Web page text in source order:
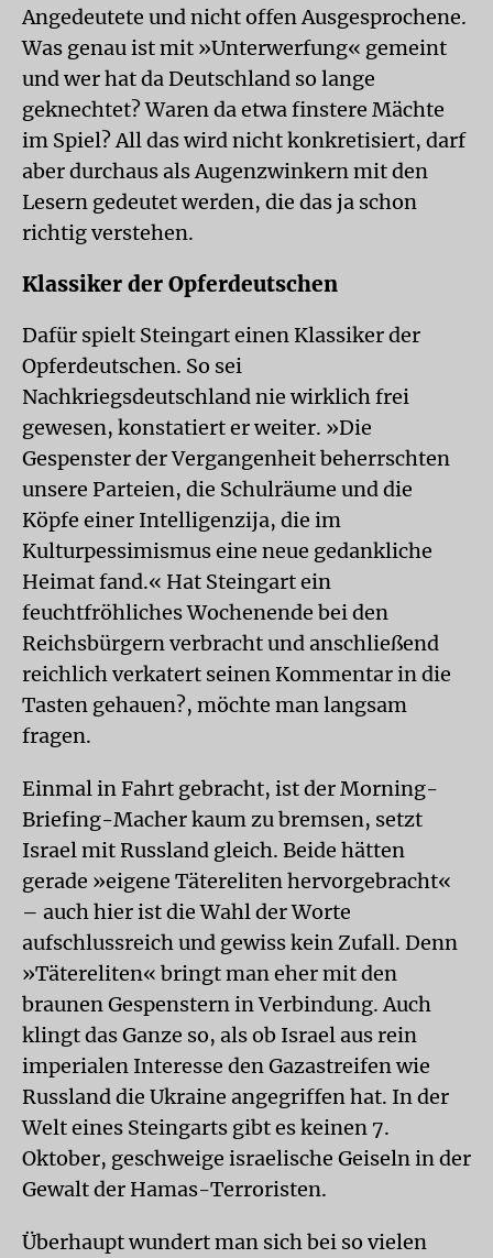
Angedeutete und nicht offen Ausgesprochene.
Was genau ist mit »Unterwerfung« gemeint
und wer hat da Deutschland so lange
geknechtet? Waren da etwa finstere Mächte
im Spiel? All das wird nicht konkretisiert, darf
aber durchaus als Augenzwinkern mit den
Lesern gedeutet werden, die das ja schon
richtig verstehen.
Klassiker der Opferdeutschen
Dafür spielt Steingart einen Klassiker der
Opferdeutschen. So sei
Nachkriegsdeutschland nie wirklich frei
gewesen, konstatiert er weiter. »Die
Gespenster der Vergangenheit beherrschten
unsere Parteien, die Schulräume und die
Köpfe einer Intelligenzija, die im
Kulturpessimismus eine neue gedankliche
Heimat fand.« Hat Steingart ein
feuchtfröhliches Wochenende bei den
Reichsbürgern verbracht und anschließend
reichlich verkatert seinen Kommentar in die
Tasten gehauen?, möchte man langsam
fragen.
Einmal in Fahrt gebracht, ist der Morning-
Briefing-Macher kaum zu bremsen, setzt
Israel mit Russland gleich. Beide hätten
gerade »eigene Tätereliten hervorgebracht«
– auch hier ist die Wahl der Worte
aufschlussreich und gewiss kein Zufall. Denn
»Tätereliten« bringt man eher mit den
braunen Gespenstern in Verbindung. Auch
klingt das Ganze so, als ob Israel aus rein
imperialen Interesse den Gazastreifen wie
Russland die Ukraine angegriffen hat. In der
Welt eines Steingarts gibt es keinen 7.
Oktober, geschweige israelische Geiseln in der
Gewalt der Hamas-Terroristen.
Überhaupt wundert man sich bei so vielen